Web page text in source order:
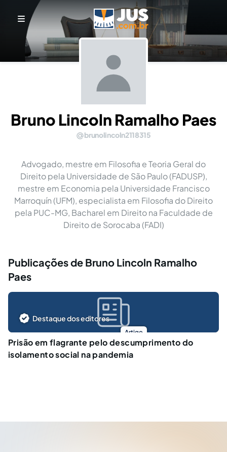
Bruno Lincoln Ramalho Paes
brunolincoln2118315
Advogado, mestre em Filosofia e Teoria Geral do
Direito pela Universidade de São Paulo (FADUSP),
mestre em Economia pela Universidade Francisco
Marroquín (UFM), especialista em Filosofia do Direito
pela PUC-MG, Bacharel em Direito na Faculdade de
Direito de Sorocaba (FADI)
Publicações de Bruno Lincoln Ramalho
Paes
Artigo
Destaque dos editores
Prisão em flagrante pelo descumprimento do
isolamento social na pandemia